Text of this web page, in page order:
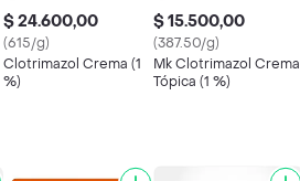
$ 24.600,00
(615/g)
Clotrimazol Crema (1
%)
$ 15.500,00
(387.50/g)
Mk Clotrimazol Crema
Tópica (1 %)